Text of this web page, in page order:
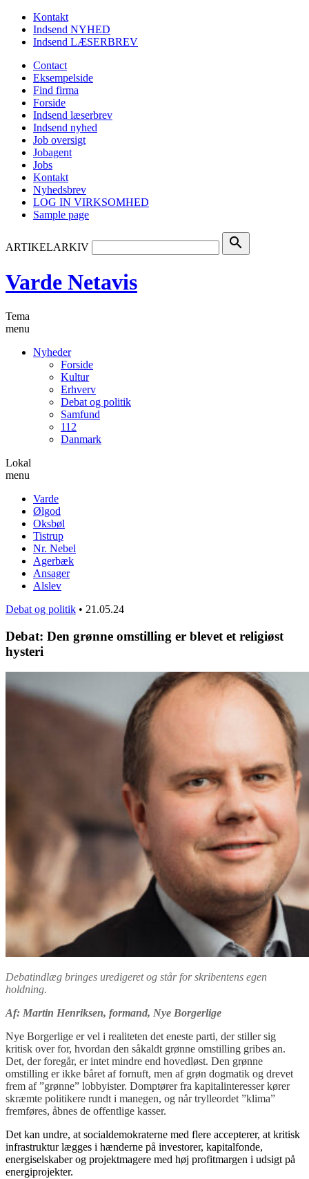
Kontakt
Indsend NYHED
Indsend LÆSERBREV
Contact
Eksempelside
Find firma
Forside
Indsend læserbrev
Indsend nyhed
Job oversigt
Jobagent
Jobs
Kontakt
Nyhedsbrev
LOG IN VIRKSOMHED
Sample page
ARTIKELARKIV search
Varde Netavis
Tema
menu
Nyheder
Forside
Kultur
Erhverv
Debat og politik
Samfund
112
Danmark
Lokal
menu
Varde
Ølgod
Oksbøl
Tistrup
Nr. Nebel
Agerbæk
Ansager
Alslev
Debat og politik • 21.05.24
Debat: Den grønne omstilling er blevet et religiøst
hysteri
Debatindlæg bringes uredigeret og står for skribentens egen
holdning.
Af: Martin Henriksen, formand, Nye Borgerlige
Nye Borgerlige er vel i realiteten det eneste parti, der stiller sig
kritisk over for, hvordan den såkaldt grønne omstilling gribes an.
Det, der foregår, er intet mindre end hovedløst. Den grønne
omstilling er ikke båret af fornuft, men af grøn dogmatik og drevet
frem af ”grønne” lobbyister. Domptører fra kapitalinteresser kører
skræmte politikere rundt i manegen, og når trylleordet ”klima”
fremføres, åbnes de offentlige kasser.
Det kan undre, at socialdemokraterne med flere accepterer, at kritisk
infrastruktur lægges i hænderne på investorer, kapitalfonde,
energiselskaber og projektmagere med høj profitmargen i udsigt på
energiprojekter.